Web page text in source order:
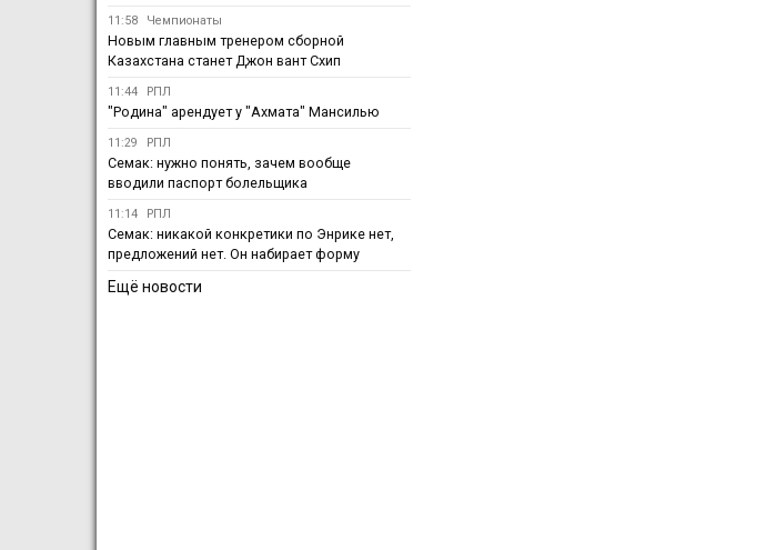
11:58 Чемпионаты
Новым главным тренером сборной
Казахстана станет Джон вант Схип
11:44 РПЛ
"Родина" арендует у "Ахмата" Мансилью
11:29 РПЛ
Семак: нужно понять, зачем вообще
вводили паспорт болельщика
11:14 РПЛ
Семак: никакой конкретики по Энрике нет,
предложений нет. Он набирает форму
Ещё новости